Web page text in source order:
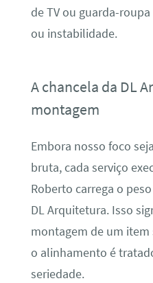
de TV ou guarda-
ou instabilidade.
A chancela da DL
montagem
Embora nosso foco
bruta, cada serviço
Roberto carrega o
DL Arquitetura. Isso
montagem de um
o alinhamento é
seriedade.